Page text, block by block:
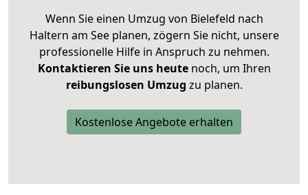
Wenn Sie einen Umzug von Bielefeld nach
Haltern am See planen, zögern Sie nicht, unsere
professionelle Hilfe in Anspruch zu nehmen.
Kontaktieren Sie uns heutenoch, um Ihren
reibungslosen Umzug zu planen.
Kostenlose Angebote erhalten